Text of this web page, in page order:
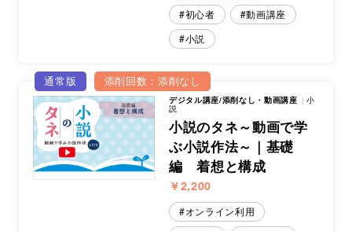
初心者
動画講座
小説
通常版 添削回数：添削なし
デジタル講座/添削なし・動画講座 小
説
小説のタネ～動画で学
ぶ小説作法～｜基礎
編 着想と構成
￥2,200
オンライン利用